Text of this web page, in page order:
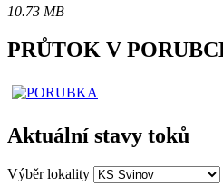
10.73 MB
PRŮTOK V
Aktuální stavy toků
Výběr lokality